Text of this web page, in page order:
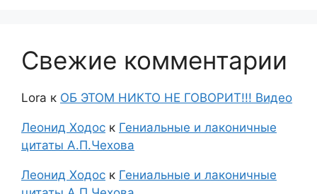
Свежие комментарии
Lora к ОБ ЭТОМ НИКТО НЕ ГОВОРИТ!!! Видео
Леонид Ходос к Гениальные и лаконичные
цитаты А.П.Чехова
Леонид Ходос к Гениальные и лаконичные